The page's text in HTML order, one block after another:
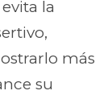
la
más
su